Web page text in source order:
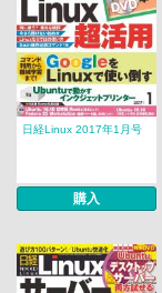
日経Linux 2017年1月号
購入